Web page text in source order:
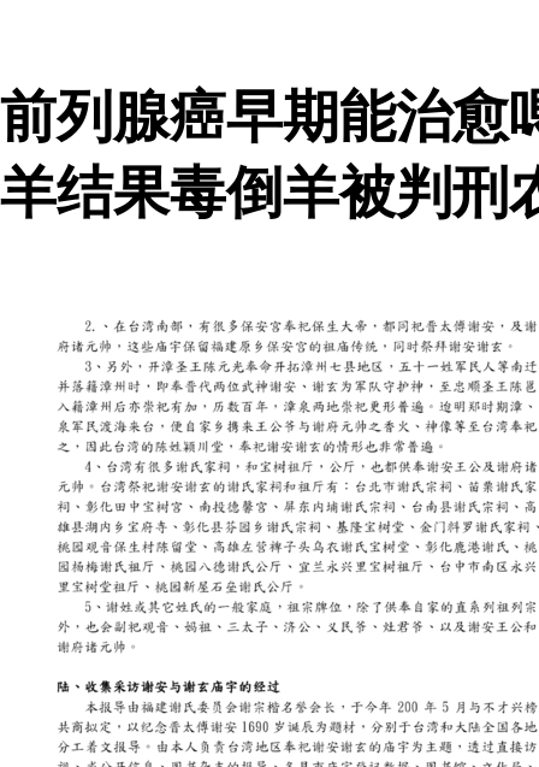
前列腺癌早期能治愈
羊结果毒倒羊被判刑